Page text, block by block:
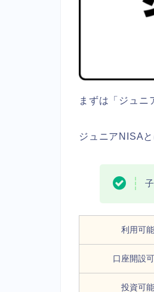
まずは「ジュニ
ジュニアNISAと
利用可
口座開設
投資可